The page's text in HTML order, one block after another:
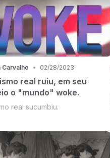
Carvalho • 02/28/2023
real ruiu, em seu
o "mundo" woke.
real sucumbiu.